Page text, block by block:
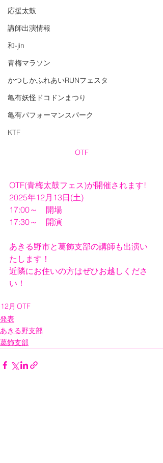
応援太鼓
講師出演情報
和-jin
青梅マラソン
かつしかふれあいRUNフェスタ
亀有妖怪ドコドンまつり
亀有パフォーマンスパーク
KTF
OTF
OTF(青梅太鼓フェス)が開催されます!
2025年12月13日(土)
17:00～　開場
17:30～　開演
あきる野市と葛飾支部の講師も出演い
たします！
近隣にお住いの方はぜひお越しくださ
い！
12月 OTF
発表
あきる野支部
葛飾支部